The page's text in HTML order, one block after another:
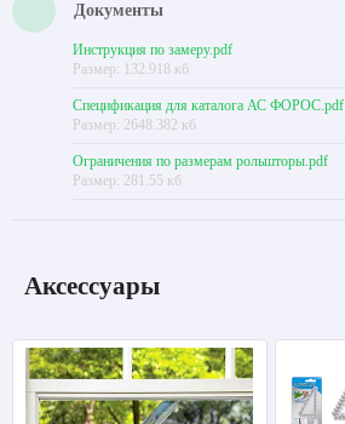
Документы
Инструкция по замеру.pdf
Размер: 132.918 кб
Спецификация для каталога АС ФОРОС.pdf
Размер: 2648.382 кб
Ограничения по размерам рольшторы.pdf
Размер: 281.55 кб
Аксессуары